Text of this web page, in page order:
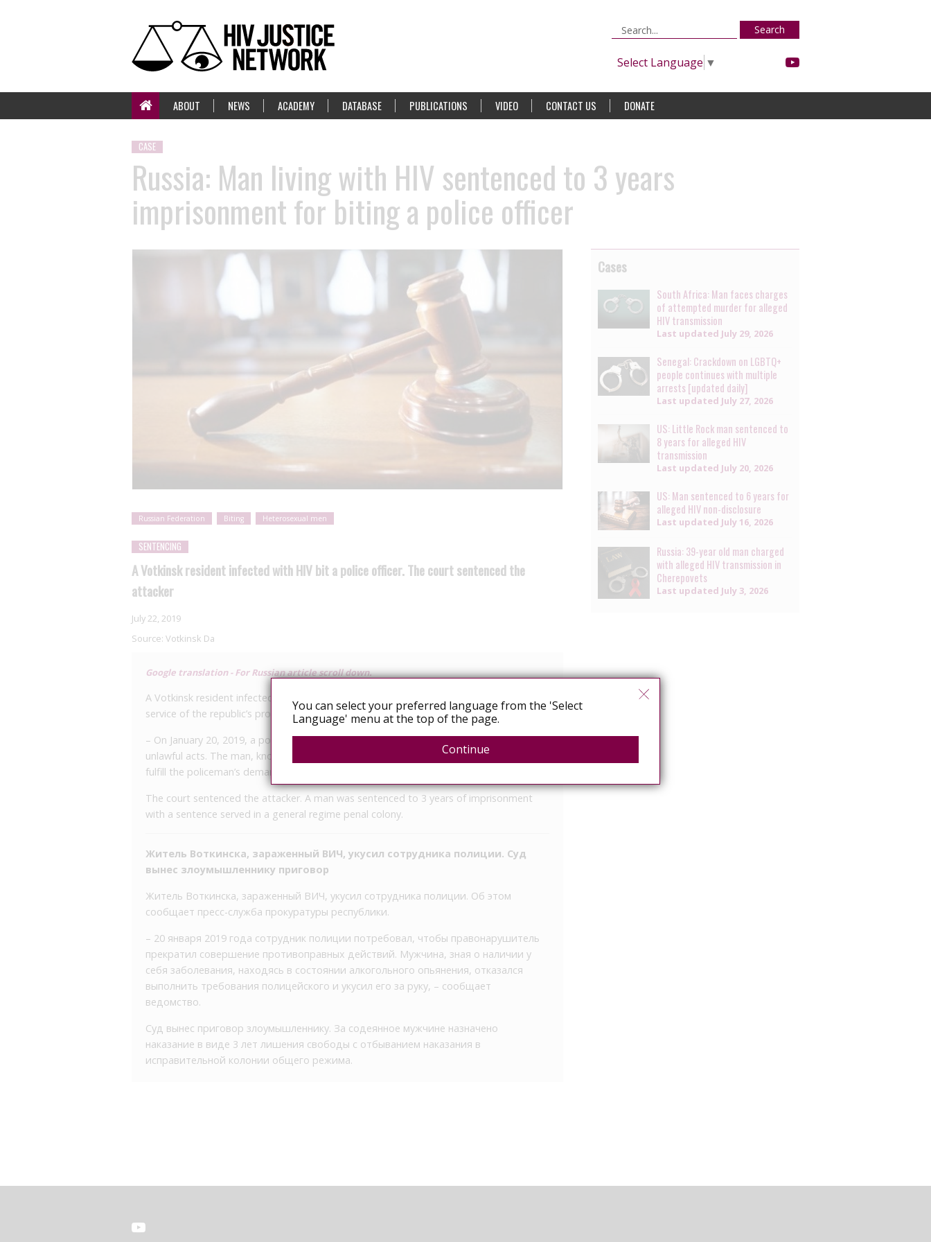
Search
Select Language ▼
ABOUT NEWS ACADEMY DATABASE PUBLICATIONS VIDEO CONTACT US DONATE
CASE
Russia: Man living with HIV sentenced to 3 years
imprisonment for biting a police officer
Russian Federation Biting Heterosexual men
SENTENCING
A Votkinsk resident infected with HIV bit a police officer. The court sentenced the
attacker
July 22, 2019
Source: Votkinsk Da
Google translation - For Russian article scroll down.
A Votkinsk resident infected with HIV bit a police officer. It is reported by the press
service of the republic’s prosecutor’s office.
– On January 20, 2019, a police officer demanded that the offender stop committing
unlawful acts. The man, knowing that he had a disease while intoxicated, refused to
fulfill the policeman’s demands and bit him on the arm, the agency reports.
The court sentenced the attacker. A man was sentenced to 3 years of imprisonment
with a sentence served in a general regime penal colony.
Житель Воткинска, зараженный ВИЧ, укусил сотрудника полиции. Суд
вынес злоумышленнику приговор
Житель Воткинска, зараженный ВИЧ, укусил сотрудника полиции. Об этом
сообщает пресс-служба прокуратуры республики.
– 20 января 2019 года сотрудник полиции потребовал, чтобы правонарушитель
прекратил совершение противоправных действий. Мужчина, зная о наличии у
себя заболевания, находясь в состоянии алкогольного опьянения, отказался
выполнить требования полицейского и укусил его за руку, – сообщает
ведомство.
Суд вынес приговор злоумышленнику. За содеянное мужчине назначено
наказание в виде 3 лет лишения свободы с отбыванием наказания в
исправительной колонии общего режима.
Cases
South Africa: Man faces charges
of attempted murder for alleged
HIV transmission
Last updated July 29, 2026
Senegal: Crackdown on LGBTQ+
people continues with multiple
arrests [updated daily]
Last updated July 27, 2026
US: Little Rock man sentenced to
8 years for alleged HIV
transmission
Last updated July 20, 2026
US: Man sentenced to 6 years for
alleged HIV non-disclosure
Last updated July 16, 2026
Russia: 39-year old man charged
with alleged HIV transmission in
Cherepovets
Last updated July 3, 2026
You can select your preferred language from the 'Select
Language' menu at the top of the page.
Continue